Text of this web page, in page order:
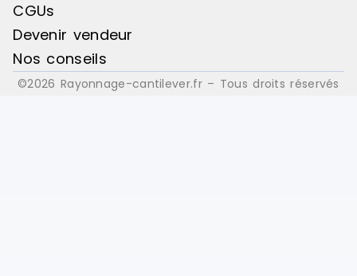
CGUs
Devenir vendeur
Nos conseils
©2026 Rayonnage-cantilever.fr – Tous droits réservés